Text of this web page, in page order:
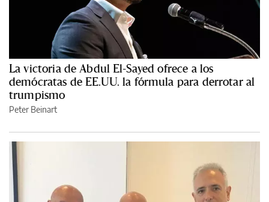
La victoria de Abdul El-Sayed ofrece a los
demócratas de EE.UU. la fórmula para derrotar al
trumpismo
Peter Beinart